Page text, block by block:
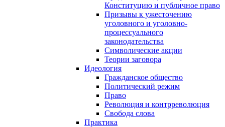
Конституцию и публичное право
Призывы к ужесточению
уголовного и уголовно-
процессуального
законодательства
Символические акции
Теории заговора
Идеология
Гражданское общество
Политический режим
Право
Революция и контрреволюция
Свобода слова
Практика